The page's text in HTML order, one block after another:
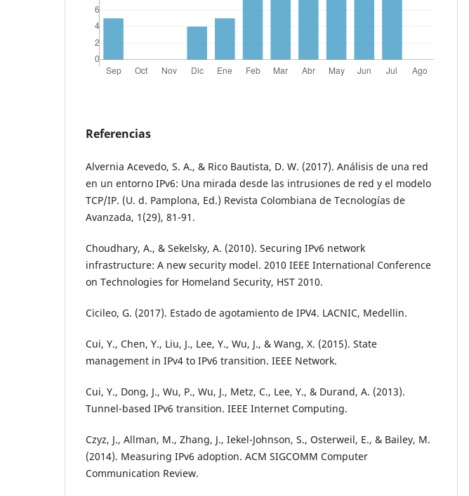
Referencias
Alvernia Acevedo, S. A., & Rico Bautista, D. W. (2017). Análisis de una red
en un entorno IPv6: Una mirada desde las intrusiones de red y el modelo
TCP/IP. (U. d. Pamplona, Ed.) Revista Colombiana de Tecnologías de
Avanzada, 1(29), 81-91.
Choudhary, A., & Sekelsky, A. (2010). Securing IPv6 network
infrastructure: A new security model. 2010 IEEE International Conference
on Technologies for Homeland Security, HST 2010.
Cicileo, G. (2017). Estado de agotamiento de IPV4. LACNIC, Medellin.
Cui, Y., Chen, Y., Liu, J., Lee, Y., Wu, J., & Wang, X. (2015). State
management in IPv4 to IPv6 transition. IEEE Network.
Cui, Y., Dong, J., Wu, P., Wu, J., Metz, C., Lee, Y., & Durand, A. (2013).
Tunnel-based IPv6 transition. IEEE Internet Computing.
Czyz, J., Allman, M., Zhang, J., Iekel-Johnson, S., Osterweil, E., & Bailey, M.
(2014). Measuring IPv6 adoption. ACM SIGCOMM Computer
Communication Review.